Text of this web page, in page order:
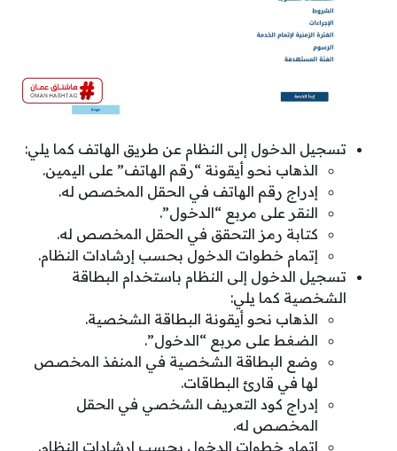
تسجيل الدخول إلى النظام عن طريق الهاتف كما يلي:
الذهاب نحو أيقونة “رقم الهاتف” على اليمين.
إدراج رقم الهاتف في الحقل المخصص له.
النقر على مربع “الدخول”.
كتابة رمز التحقق في الحقل المخصص له.
إتمام خطوات الدخول بحسب إرشادات النظام.
تسجيل الدخول إلى النظام باستخدام البطاقة
الشخصية كما يلي:
الذهاب نحو أيقونة البطاقة الشخصية.
الضغط على مربع “الدخول”.
وضع البطاقة الشخصية في المنفذ المخصص
لها في قارئ البطاقات.
إدراج كود التعريف الشخصي في الحقل
المخصص له.
إتمام خطوات الدخول بحسب إرشادات النظام.